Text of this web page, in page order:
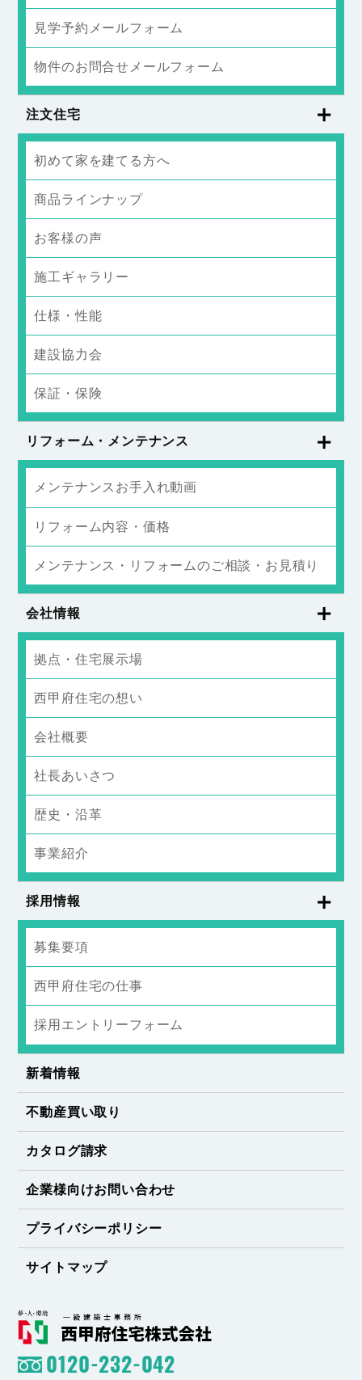
見学予約メールフォーム
物件のお問合せメールフォーム
注文住宅
初めて家を建てる方へ
商品ラインナップ
お客様の声
施工ギャラリー
仕様・性能
建設協力会
保証・保険
リフォーム・メンテナンス
メンテナンスお手入れ動画
リフォーム内容・価格
メンテナンス・リフォームのご相談・お見積り
会社情報
拠点・住宅展示場
西甲府住宅の想い
会社概要
社長あいさつ
歴史・沿革
事業紹介
採用情報
募集要項
西甲府住宅の仕事
採用エントリーフォーム
新着情報
不動産買い取り
カタログ請求
企業様向けお問い合わせ
プライバシーポリシー
サイトマップ
0120-232-042